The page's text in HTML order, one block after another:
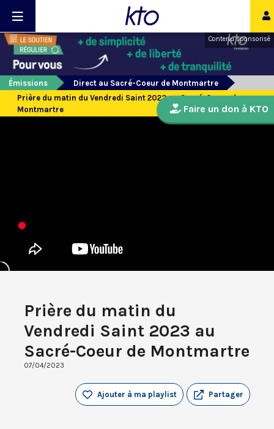
Contenu sponsorisé
Émissions
Direct au Sacré-Coeur de Montmartre
Prière du matin du Vendredi Saint 2023 au Sacré-Coeur de
Montmartre
Prière du matin du
Vendredi Saint 2023 au
Sacré-Coeur de Montmartre
07/04/2023
Partager
Ajouter à ma playlist
Faire un don à KTO